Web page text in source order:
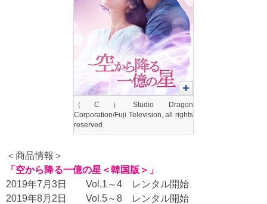
（C）Studio Dragon
Corporation/Fuji Television, all rights
reserved.
＜商品情報＞
「空から降る一億の星＜韓国版＞」
2019年7月3日 Vol.1～4 レンタル開始
2019年8月2日 Vol.5～8 レンタル開始